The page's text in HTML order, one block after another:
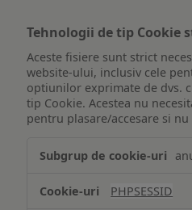
Tehnologii de tip Cookie
Aceste fisiere sunt strict
website-ului, inclusiv cele
optiunilor exprimate de dvs.
tip Cookie. Acestea nu
pentru plasare/accesare si
de
Cookie
PHPSESSID